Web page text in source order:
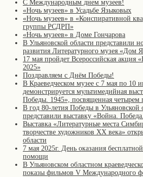
С Международным днем музеев!
«Ночь музеев» в Усадьбе Языковых
«Ночь музеев» в «Конспиративной
группы РСДРП»
«Ночь музеев» в Доме Гончарова
В Ульяновской области представили
развития Литературного музея «Дом
17 мая пройдет Всероссийская акция
2025»
Поздравляем с Днём Победы!
В Краеведческом музее с 7 мая по 10
демонстрируется мультимедийная
Победы. 1945», посвященная четырем
В год 80-летия Победы в Ульяновской
представили выставку «Война.
Выставка «Литературные места
творчестве художников XX века»
области
7 мая 2025г. День оказания
помощи
В Ульяновском областном
показы фильмов V Международного